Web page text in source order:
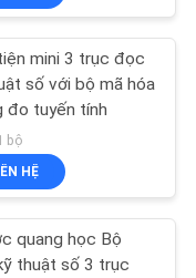
31
mini 3 trục đọc
số với bộ mã hóa
đo tuyến tính
bộ
HỆ
quang học Bộ
thuật số 3 trục